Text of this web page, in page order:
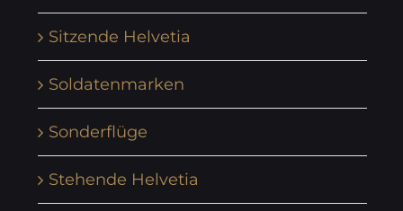
Sitzende Helvetia
Soldatenmarken
Sonderflüge
Stehende Helvetia